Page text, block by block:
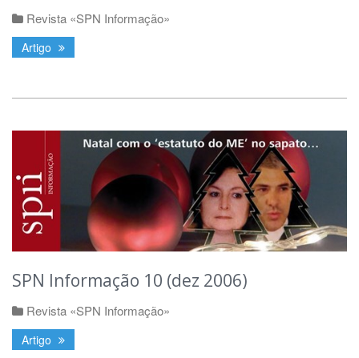
Revista «SPN Informação»
Artigo
SPN Informação 10 (dez 2006)
Revista «SPN Informação»
Artigo